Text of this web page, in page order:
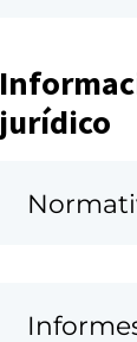
jurídico